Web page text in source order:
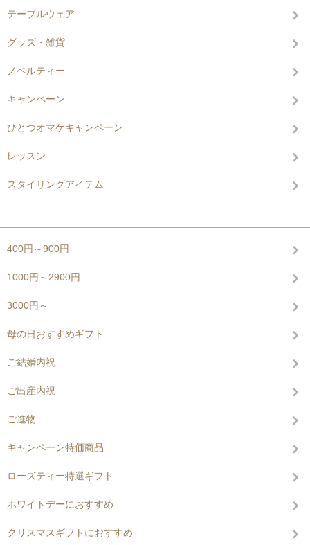
テーブルウェア
グッズ・雑貨
ノベルティー
キャンペーン
ひとつオマケキャンペーン
レッスン
スタイリングアイテム
400円～900円
1000円～2900円
3000円～
母の日おすすめギフト
ご結婚内祝
ご出産内祝
ご進物
キャンペーン特価商品
ローズティー特選ギフト
ホワイトデーにおすすめ
クリスマスギフトにおすすめ